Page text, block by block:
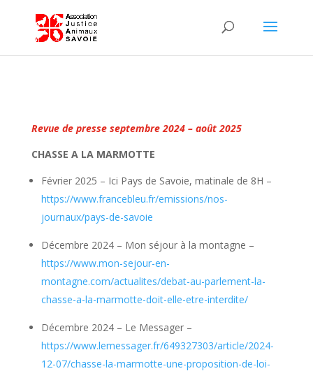
Revue de presse septembre 2024 – août 2025
CHASSE A LA MARMOTTE
Février 2025 – Ici Pays de Savoie, matinale de 8H –
https://www.francebleu.fr/emissions/nos-
journaux/pays-de-savoie
Décembre 2024 – Mon séjour à la montagne –
https://www.mon-sejour-en-
montagne.com/actualites/debat-au-parlement-la-
chasse-a-la-marmotte-doit-elle-etre-interdite/
Décembre 2024 – Le Messager –
https://www.lemessager.fr/649327303/article/2024-
12-07/chasse-la-marmotte-une-proposition-de-loi-